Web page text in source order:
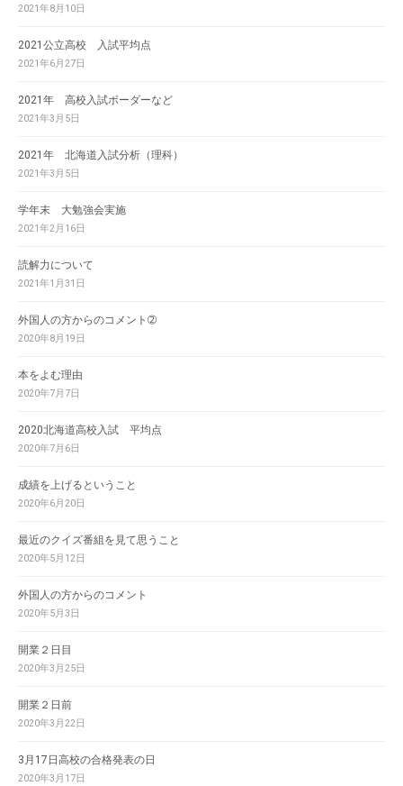
2021年8月10日
2021公立高校 入試平均点
2021年6月27日
2021年 高校入試ボーダーなど
2021年3月5日
2021年 北海道入試分析（理科）
2021年3月5日
学年末 大勉強会実施
2021年2月16日
読解力について
2021年1月31日
外国人の方からのコメント➁
2020年8月19日
本をよむ理由
2020年7月7日
2020北海道高校入試 平均点
2020年7月6日
成績を上げるということ
2020年6月20日
最近のクイズ番組を見て思うこと
2020年5月12日
外国人の方からのコメント
2020年5月3日
開業２日目
2020年3月25日
開業２日前
2020年3月22日
3月17日高校の合格発表の日
2020年3月17日